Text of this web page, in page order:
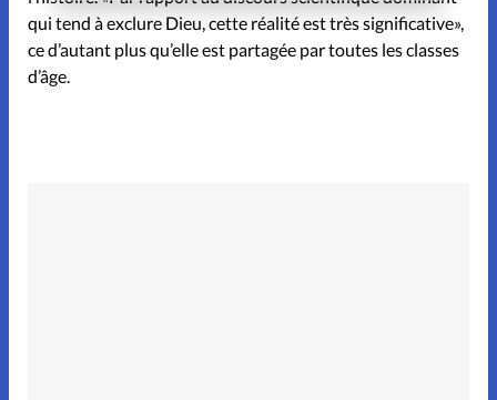
qui tend à exclure Dieu, cette réalité est très significative»,
ce d’autant plus qu’elle est partagée par toutes les classes
d’âge.